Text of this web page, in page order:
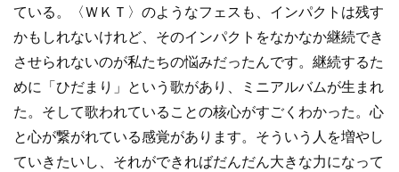
ている。〈ＷＫＴ〉のようなフェスも、インパクトは残す
かもしれないけれど、そのインパクトをなかなか継続でき
させられないのが私たちの悩みだったんです。継続するた
めに「ひだまり」という歌があり、ミニアルバムが生まれ
た。そして歌われていることの核心がすごくわかった。心
と心が繋がれている感覚があります。そういう人を増やし
ていきたいし、それができればだんだん大きな力になって